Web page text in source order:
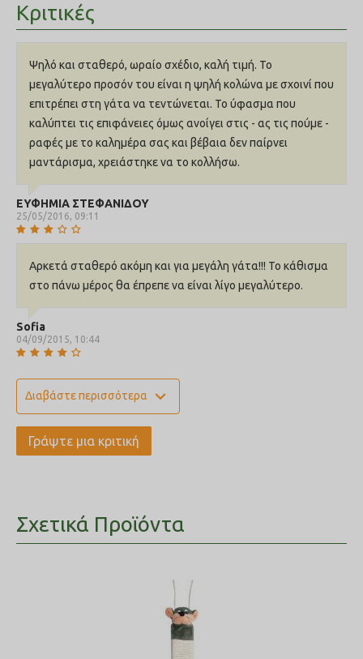
Κριτικές
Ψηλό και σταθερό, ωραίο σχέδιο, καλή τιμή. Το
μεγαλύτερο προσόν του είναι η ψηλή κολώνα με σχοινί που
επιτρέπει στη γάτα να τεντώνεται. Το ύφασμα που
καλύπτει τις επιφάνειες όμως ανοίγει στις - ας τις πούμε -
ραφές με το καλημέρα σας και βέβαια δεν παίρνει
μαντάρισμα, χρειάστηκε να το κολλήσω.
ΕΥΦΗΜΙΑ ΣΤΕΦΑΝΙΔΟΥ
25/05/2016, 09:11
Αρκετά σταθερό ακόμη και για μεγάλη γάτα!!! Το κάθισμα
στο πάνω μέρος θα έπρεπε να είναι λίγο μεγαλύτερο.
Sofia
04/09/2015, 10:44
Διαβάστε περισσότερα expand_more
Γράψτε μια κριτική
Σχετικά Προϊόντα